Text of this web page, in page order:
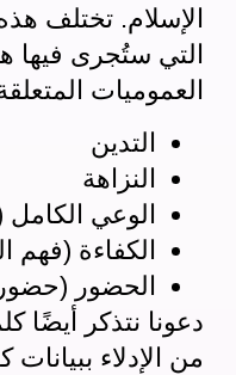
الإسلام. تختلف
التي ستُجرى فيها
العموميات
التدين
النزاهة
الوعي الكامل
الكفاءة (فهم
الحضور (حضور
دعونا نتذكر أيضًا
من الإدلاء